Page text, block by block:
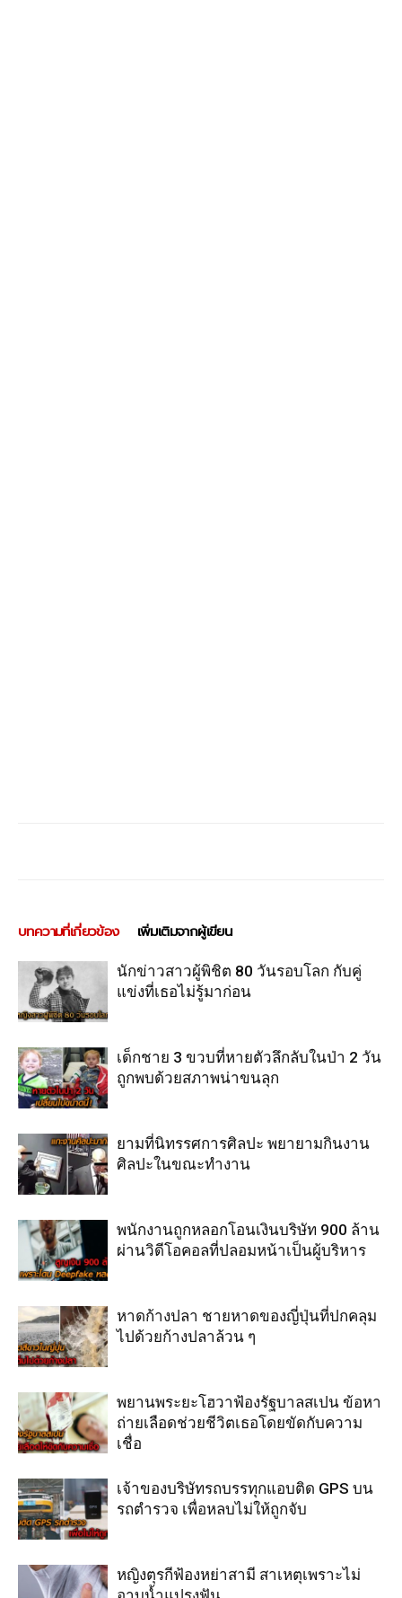
บทความที่เกี่ยวข้อง เพิ่มเติมจากผู้เขียน
นักข่าวสาวผู้พิชิต 80 วันรอบโลก กับคู่
แข่งที่เธอไม่รู้มาก่อน
เด็กชาย 3 ขวบที่หายตัวลึกลับในป่า 2 วัน
ถูกพบด้วยสภาพน่าขนลุก
ยามที่นิทรรศการศิลปะ พยายามกินงาน
ศิลปะในขณะทำงาน
พนักงานถูกหลอกโอนเงินบริษัท 900 ล้าน
ผ่านวิดีโอคอลที่ปลอมหน้าเป็นผู้บริหาร
หาดก้างปลา ชายหาดของญี่ปุ่นที่ปกคลุม
ไปด้วยก้างปลาล้วน ๆ
พยานพระยะโฮวาฟ้องรัฐบาลสเปน ข้อหา
ถ่ายเลือดช่วยชีวิตเธอโดยขัดกับความ
เชื่อ
เจ้าของบริษัทรถบรรทุกแอบติด GPS บน
รถตำรวจ เพื่อหลบไม่ให้ถูกจับ
หญิงตุรกีฟ้องหย่าสามี สาเหตุเพราะไม่